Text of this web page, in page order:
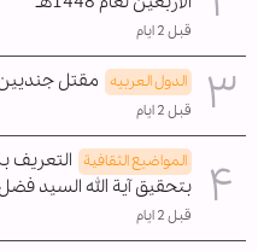
قبل 2 ايام
الدول العربیه مقتل
قبل 2 ايام
المواضیع الثقافية التعريف
بتحقيق آية الله السيد فضل
قبل 2 ايام